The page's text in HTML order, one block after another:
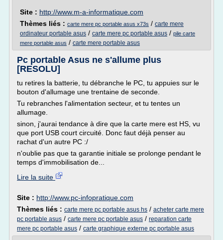
Site : http://www.m-a-informatique.com
Thèmes liés : carte mere pc portable asus x73s / carte mere
ordinateur portable asus / carte mere pc portable asus / pile carte
mere portable asus / carte mere portable asus
Pc portable Asus ne s'allume plus
[RESOLU]
tu retires la batterie, tu débranche le PC, tu appuies sur le
bouton d'allumage une trentaine de seconde.
Tu rebranches l'alimentation secteur, et tu tentes un
allumage.
sinon, j'aurai tendance à dire que la carte mere est HS, vu
que port USB court circuité. Donc faut déjà penser au
rachat d'un autre PC :/
n'oublie pas que ta garantie initiale se prolonge pendant le
temps d'immobilisation de...
Lire la suite
Site : http://www.pc-infopratique.com
Thèmes liés : carte mere pc portable asus hs / acheter carte mere
pc portable asus / carte mere pc portable asus / reparation carte
mere pc portable asus / carte graphique externe pc portable asus